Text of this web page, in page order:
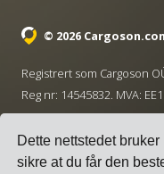
Dette nettstedet
sikre at du får den
© 2026
Registrert som Cargoson
Reg nr: 14545832. MVA:
+372 5555 0028 ·